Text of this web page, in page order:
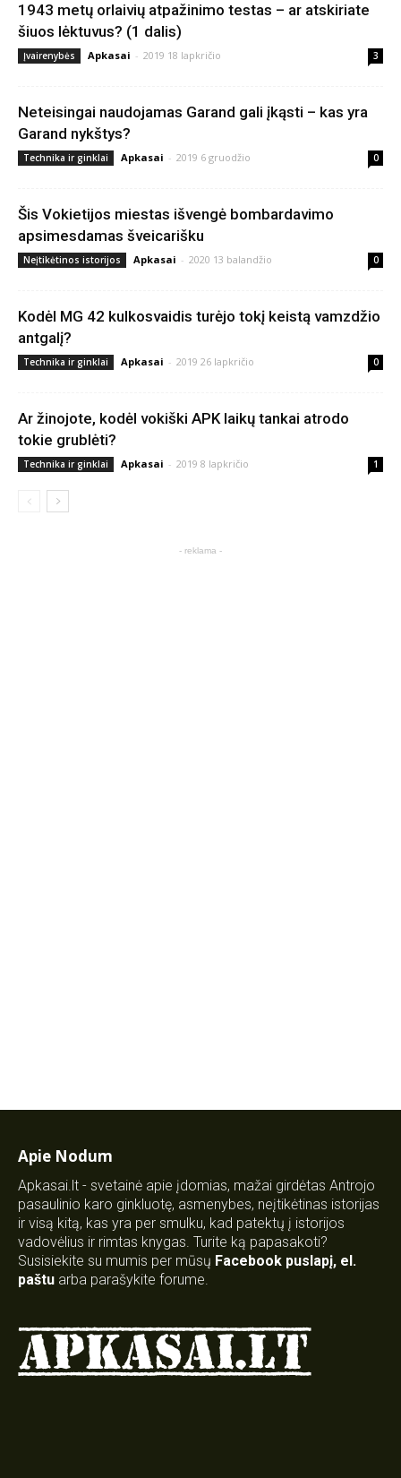
1943 metų orlaivių atpažinimo testas – ar atskiriate
šiuos lėktuvus? (1 dalis)
Įvairenybės Apkasai - 2019 18 lapkričio 3
Neteisingai naudojamas Garand gali įkąsti – kas yra
Garand nykštys?
Technika ir ginklai Apkasai - 2019 6 gruodžio 0
Šis Vokietijos miestas išvengė bombardavimo
apsimesdamas šveicarišku
Neįtikėtinos istorijos Apkasai - 2020 13 balandžio 0
Kodėl MG 42 kulkosvaidis turėjo tokį keistą vamzdžio
antgalį?
Technika ir ginklai Apkasai - 2019 26 lapkričio 0
Ar žinojote, kodėl vokiški APK laikų tankai atrodo
tokie grublėti?
Technika ir ginklai Apkasai - 2019 8 lapkričio 1
- reklama -
Apie Nodum
Apkasai.lt - svetainė apie įdomias, mažai girdėtas Antrojo
pasaulinio karo ginkluotę, asmenybes, neįtikėtinas istorijas
ir visą kitą, kas yra per smulku, kad patektų į istorijos
vadovėlius ir rimtas knygas. Turite ką papasakoti?
Susisiekite su mumis per mūsų Facebook puslapį, el.
paštu arba parašykite forume.